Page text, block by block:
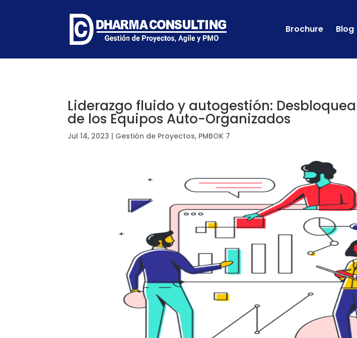
Brochure Blog
Liderazgo fluido y autogestión:
de los Equipos Auto-Organizados
Jul 14, 2023 | Gestión de Proyectos, PMBOK 7